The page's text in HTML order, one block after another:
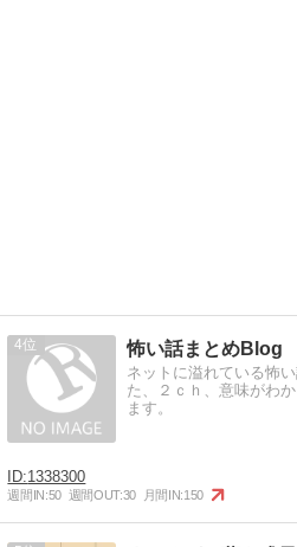
4 怖い話まとめBlog
ネットに溢れている怖
た、２ｃｈ、意味がわ
ます。
1338300
週間IN:50 週間OUT:30 月間IN:150